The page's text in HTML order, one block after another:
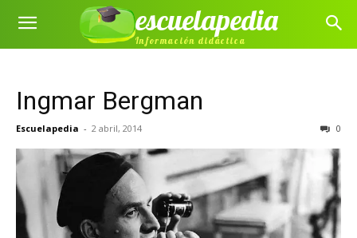
escuelapedia
Información didáctica
Ingmar Bergman
Escuelapedia - 2 abril, 2014 0